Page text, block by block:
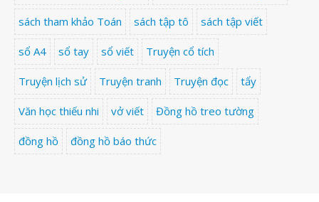
sách tham khảo Toán sách tập tô sách tập viết
sổ A4 sổ tay sổ viết Truyện cổ tích
Truyện lịch sử Truyện tranh Truyện đọc tẩy
Văn học thiếu nhi vở viết Đồng hồ treo tường
đồng hồ đồng hồ báo thức